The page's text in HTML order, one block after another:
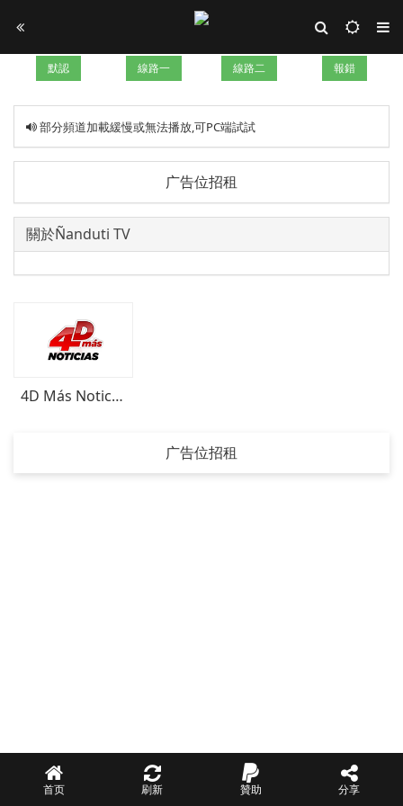
默認 線路一 線路二 報錯
部分頻道加載緩慢或無法播放,可PC端試試
广告位招租
關於Ñanduti TV
4D Más Noticias
广告位招租
首页 刷新 贊助 分享